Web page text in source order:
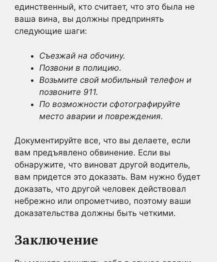
единственный, кто считает, что это была не
ваша вина, вы должны предпринять
следующие шаги:
Съезжай на обочину.
Позвони в полицию.
Возьмите свой мобильный телефон и
позвоните 911.
По возможности сфотографируйте
место аварии и повреждения.
Документируйте все, что вы делаете, если
вам предъявлено обвинение. Если вы
обнаружите, что виноват другой водитель,
вам придется это доказать. Вам нужно будет
доказать, что другой человек действовал
небрежно или опрометчиво, поэтому ваши
доказательства должны быть четкими.
Заключение